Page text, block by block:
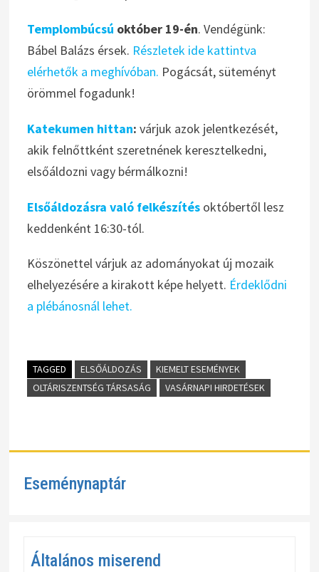
Templombúcsú október 19-én. Vendégünk:
Bábel Balázs érsek. Részletek ide kattintva
elérhetők a meghívóban. Pogácsát, süteményt
örömmel fogadunk!
Katekumen hittan: várjuk azok jelentkezését,
akik felnőttként szeretnének keresztelkedni,
elsőáldozni vagy bérmálkozni!
Elsőáldozásra való felkészítés októbertől lesz
keddenként 16:30-tól.
Köszönettel várjuk az adományokat új mozaik
elhelyezésére a kirakott képe helyett. Érdeklődni
a plébánosnál lehet.
TAGGED ELSŐÁLDOZÁS
KIEMELT ESEMÉNYEK
OLTÁRISZENTSÉG TÁRSASÁG
VASÁRNAPI HIRDETÉSEK
Eseménynaptár
Általános miserend